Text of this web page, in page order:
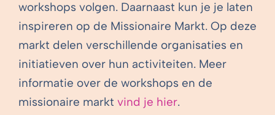
workshops volgen. Daarnaast kun je je laten
inspireren op de Missionaire Markt. Op deze
markt delen verschillende organisaties en
initiatieven over hun activiteiten. Meer
informatie over de workshops en de
missionaire markt vind je hier.